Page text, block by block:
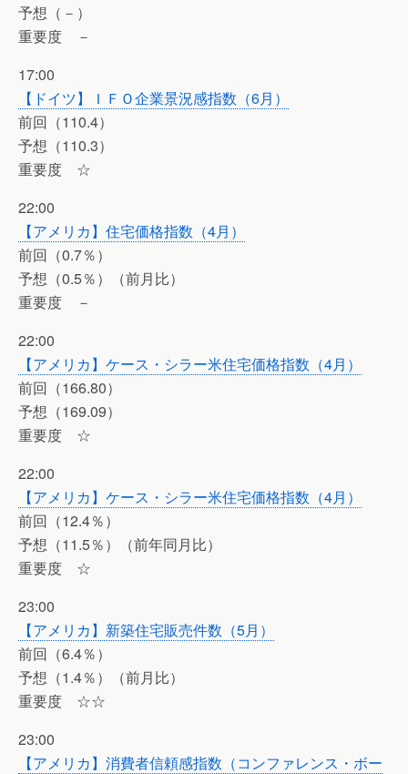
予想（－）
重要度 －
17:00
【ドイツ】ＩＦＯ企業景況感指数（6月）
前回（110.4）
予想（110.3）
重要度 ☆
22:00
【アメリカ】住宅価格指数（4月）
前回（0.7％）
予想（0.5％）（前月比）
重要度 －
22:00
【アメリカ】ケース・シラー米住宅価格指数（4月）
前回（166.80）
予想（169.09）
重要度 ☆
22:00
【アメリカ】ケース・シラー米住宅価格指数（4月）
前回（12.4％）
予想（11.5％）（前年同月比）
重要度 ☆
23:00
【アメリカ】新築住宅販売件数（5月）
前回（6.4％）
予想（1.4％）（前月比）
重要度 ☆☆
23:00
【アメリカ】消費者信頼感指数（コンファレンス・ボー